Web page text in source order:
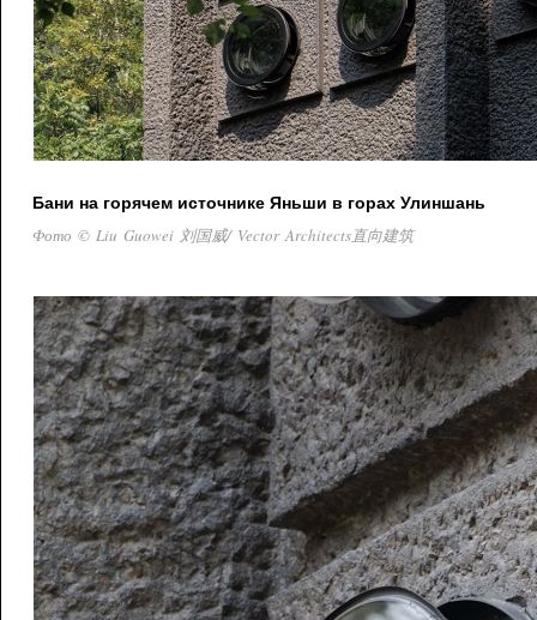
Бани на горячем источнике Яньши в горах Улиншань
Фото © Liu Guowei 刘国威/ Vector Architects直向建筑